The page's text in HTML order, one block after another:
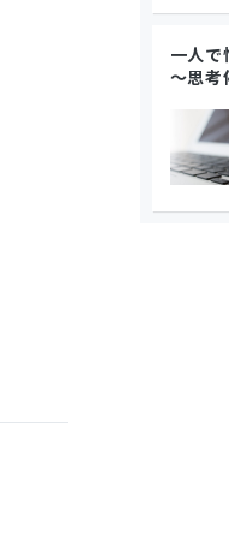
一人
～思考